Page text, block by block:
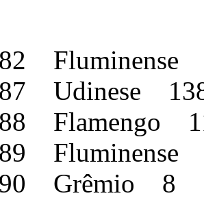
Udinese
Flamengo
Grêmio 8